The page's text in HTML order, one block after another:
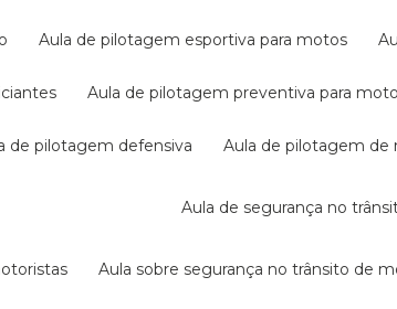
aula de pilotagem esportiva para motos
aula de pilotagem preventiva para moto
de pilotagem defensiva aula de pilotagem
aula de segurança no
aula sobre segurança no trânsito de